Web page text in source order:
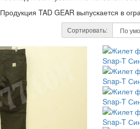
Продукция TAD GEAR выпускается в
Сортировать: